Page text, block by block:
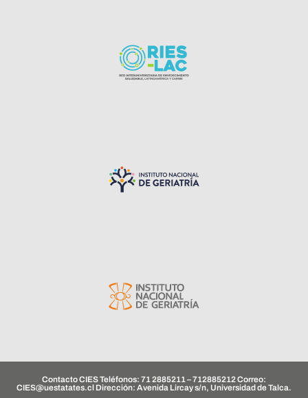
Contacto CIES Teléfonos: 71 2885211 – 712885212 Correo:
CIES@uestatates.cl Dirección: Avenida Lircay s/n, Universidad de Talca.